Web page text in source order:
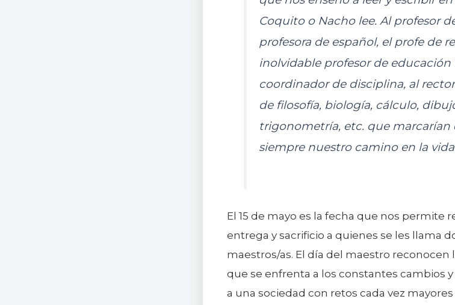
Coquito o Nacho lee. Al profesor
profesora de español, el profe de
inolvidable profesor de educación
coordinador de disciplina, al
de filosofía, biología, cálculo,
trigonometría, etc. que marcarían
siempre nuestro camino en la
El 15 de mayo es la fecha que nos permite
entrega y sacrificio a quienes se les llama
maestros/as. El día del maestro reconocen
que se enfrenta a los constantes cambios y
a una sociedad con retos cada vez